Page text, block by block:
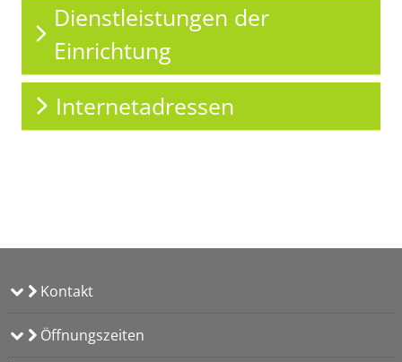
Dienstleistungen der
Einrichtung
Internetadressen
Kontakt
Öffnungszeiten